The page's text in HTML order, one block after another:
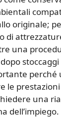
originale;
di
una
perché
le
una
dell’impiego.